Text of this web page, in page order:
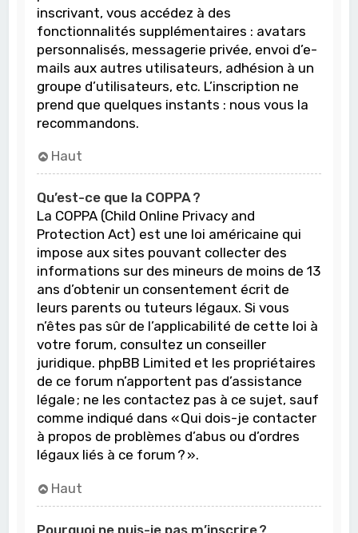
inscrivant, vous accédez à des
fonctionnalités supplémentaires : avatars
personnalisés, messagerie privée, envoi d’e-
mails aux autres utilisateurs, adhésion à un
groupe d’utilisateurs, etc. L’inscription ne
prend que quelques instants : nous vous la
recommandons.
Haut
Qu’est-ce que la COPPA ?
La COPPA (Child Online Privacy and
Protection Act) est une loi américaine qui
impose aux sites pouvant collecter des
informations sur des mineurs de moins de 13
ans d’obtenir un consentement écrit de
leurs parents ou tuteurs légaux. Si vous
n’êtes pas sûr de l’applicabilité de cette loi à
votre forum, consultez un conseiller
juridique. phpBB Limited et les propriétaires
de ce forum n’apportent pas d’assistance
légale ; ne les contactez pas à ce sujet, sauf
comme indiqué dans « Qui dois-je contacter
à propos de problèmes d’abus ou d’ordres
légaux liés à ce forum ? ».
Haut
Pourquoi ne puis-je pas m’inscrire ?